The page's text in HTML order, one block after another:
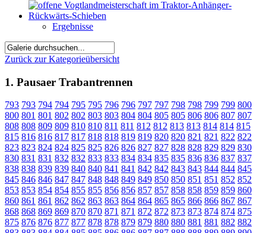
Ergebnisse
Zurück zur Kategorieübersicht
1. Pausaer Trabantrennen
793 793 794 794 795 795 796 796 797 797 798 798 799 799 800
800 801 801 802 802 803 803 804 804 805 805 806 806 807 807
808 808 809 809 810 810 811 811 812 812 813 813 814 814 815
815 816 816 817 817 818 818 819 819 820 820 821 821 822 822
823 823 824 824 825 825 826 826 827 827 828 828 829 829 830
830 831 831 832 832 833 833 834 834 835 835 836 836 837 837
838 838 839 839 840 840 841 841 842 842 843 843 844 844 845
845 846 846 847 847 848 848 849 849 850 850 851 851 852 852
853 853 854 854 855 855 856 856 857 857 858 858 859 859 860
860 861 861 862 862 863 863 864 864 865 865 866 866 867 867
868 868 869 869 870 870 871 871 872 872 873 873 874 874 875
875 876 876 877 877 878 878 879 879 880 880 881 881 882 882